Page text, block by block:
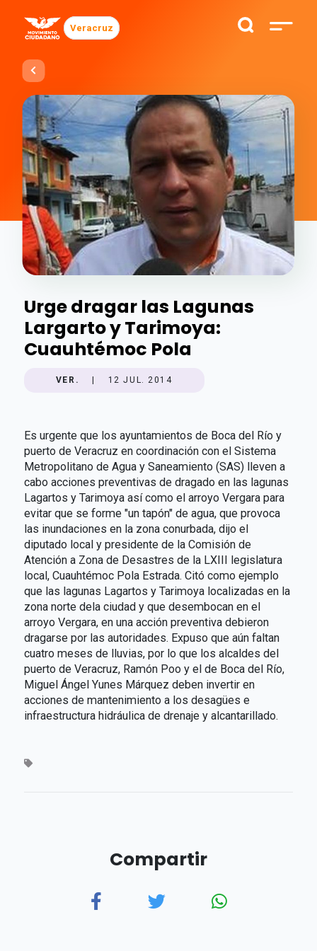
Veracruz
Urge dragar las Lagunas
Largarto y Tarimoya:
Cuauhtémoc Pola
VER. 12 JUL. 2014
Es urgente que los ayuntamientos de Boca del Río y
puerto de Veracruz en coordinación con el Sistema
Metropolitano de Agua y Saneamiento (SAS) lleven a
cabo acciones preventivas de dragado en las lagunas
Lagartos y Tarimoya así como el arroyo Vergara para
evitar que se forme "un tapón" de agua, que provoca
las inundaciones en la zona conurbada, dijo el
diputado local y presidente de la Comisión de
Atención a Zona de Desastres de la LXIII legislatura
local, Cuauhtémoc Pola Estrada. Citó como ejemplo
que las lagunas Lagartos y Tarimoya localizadas en la
zona norte dela ciudad y que desembocan en el
arroyo Vergara, en una acción preventiva debieron
dragarse por las autoridades. Expuso que aún faltan
cuatro meses de lluvias, por lo que los alcaldes del
puerto de Veracruz, Ramón Poo y el de Boca del Río,
Miguel Ángel Yunes Márquez deben invertir en
acciones de mantenimiento a los desagües e
infraestructura hidráulica de drenaje y alcantarillado.
Compartir